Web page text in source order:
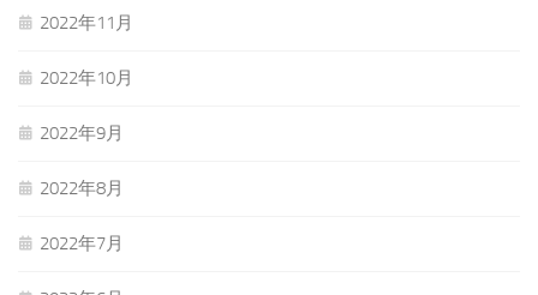
2022年11月
2022年10月
2022年9月
2022年8月
2022年7月